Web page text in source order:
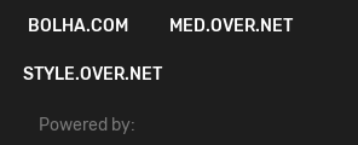
BOLHA.COM MED.OVER.NET
STYLE.OVER.NET
Powered by: